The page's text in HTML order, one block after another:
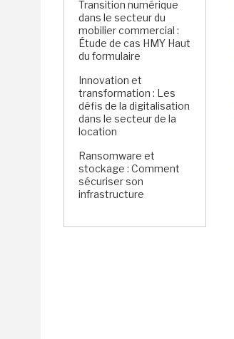
Transition numérique
dans le secteur du
mobilier commercial :
Étude de cas HMY Haut
du formulaire
Innovation et
transformation : Les
défis de la digitalisation
dans le secteur de la
location
Ransomware et
stockage : Comment
sécuriser son
infrastructure